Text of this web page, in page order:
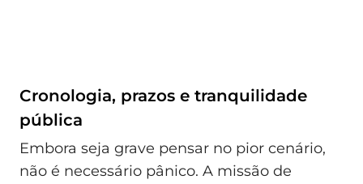
Cronologia, prazos e tranquilidade
pública
Embora seja grave pensar no pior cenário,
não é necessário pânico. A missão de